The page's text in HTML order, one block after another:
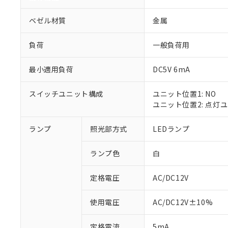
ベゼル材質 金属
負荷 一般負荷用
最小適用負荷 DC5V 6mA
スイッチユニット構成
ユニット位置1: NO
ユニット位置2: 点灯
ランプ 照光部方式 LEDランプ
ランプ色 白
定格電圧 AC/DC12V
使用電圧 AC/DC12V±10%
ご利用条件
以下の条件をお読
※1 対応状況
対応予定：EU
対応予定なし：
調査・確認中：
非該当品：ライセ
※1 中国